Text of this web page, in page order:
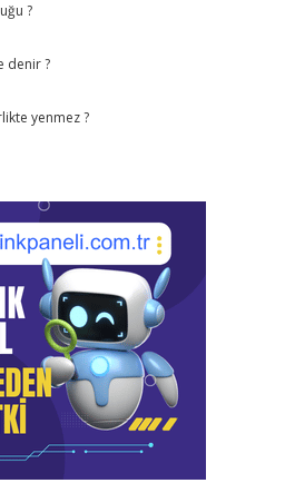
?
denir ?
yenmez ?